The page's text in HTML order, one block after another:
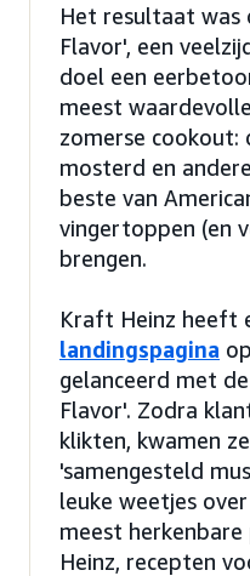
Het resultaat was
Flavor', een
doel een
meest
zomerse cookout:
mosterd en
beste van
vingertoppen (en
brengen.
Kraft Heinz heeft
landingspagina
gelanceerd met
Flavor'. Zodra
klikten, kwamen
'samengesteld
leuke weetjes
meest
Heinz, recepten